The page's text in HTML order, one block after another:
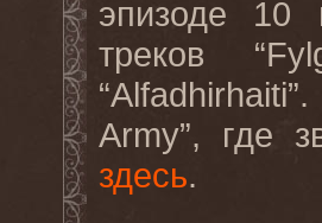
эпизоде 10
треков
Army”, где
здесь.